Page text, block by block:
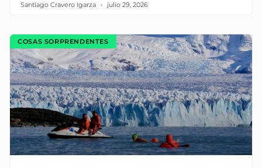
Santiago Cravero Igarza julio 29, 2026
COSAS SORPRENDENTES